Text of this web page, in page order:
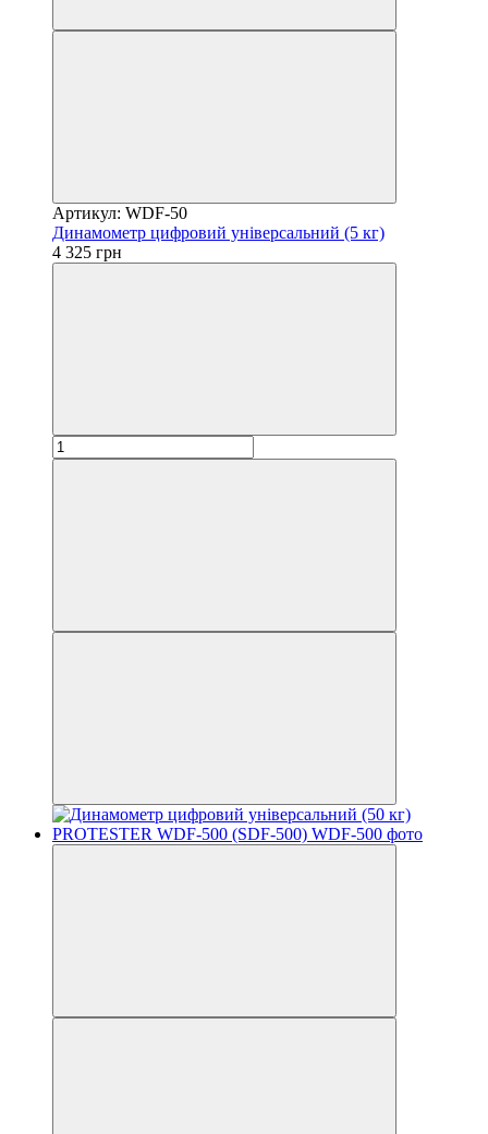
Артикул: WDF-50
Динамометр цифровий універсальний (5 кг)
4 325 грн